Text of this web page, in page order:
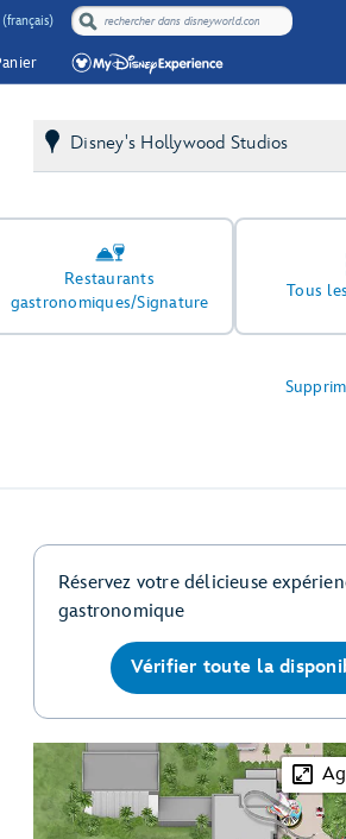
(français)
Disney's Hollywood Studios
Restaurants
gastronomiques/Signature
Tous
Réservez votre délicieuse
gastronomique
Vérifier toute la